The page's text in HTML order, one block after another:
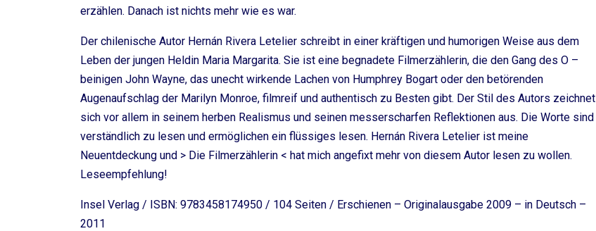
erzählen. Danach ist nichts mehr wie es war.
Der chilenische Autor Hernán Rivera Letelier schreibt in einer kräftigen und humorigen Weise aus dem
Leben der jungen Heldin Maria Margarita. Sie ist eine begnadete Filmerzählerin, die den Gang des O –
beinigen John Wayne, das unecht wirkende Lachen von Humphrey Bogart oder den betörenden
Augenaufschlag der Marilyn Monroe, filmreif und authentisch zu Besten gibt. Der Stil des Autors zeichnet
sich vor allem in seinem herben Realismus und seinen messerscharfen Reflektionen aus. Die Worte sind
verständlich zu lesen und ermöglichen ein flüssiges lesen. Hernán Rivera Letelier ist meine
Neuentdeckung und > Die Filmerzählerin < hat mich angefixt mehr von diesem Autor lesen zu wollen.
Leseempfehlung!
Insel Verlag / ISBN: 9783458174950 / 104 Seiten / Erschienen – Originalausgabe 2009 – in Deutsch –
2011